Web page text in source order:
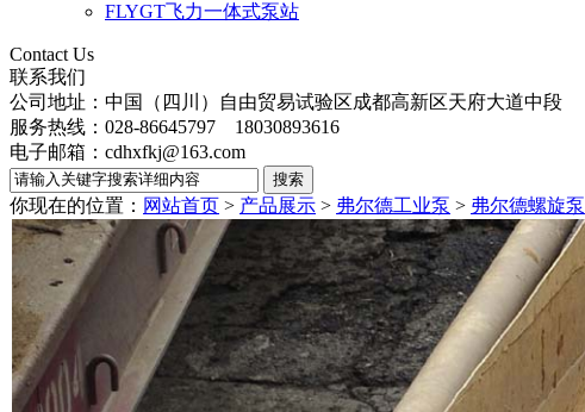
FLYGT飞力一体式泵站
Contact Us
联系我们
公司地址：中国（四川）自由贸易试验区成都高新区天府大道中段
服务热线：028-86645797 18030893616
电子邮箱：cdhxfkj@163.com
你现在的位置： 网站首页 > 产品展示 > 弗尔德工业泵 > 弗尔德螺旋泵